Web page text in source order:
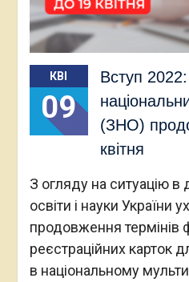
КВІ
09
Вступ
(ЗНО)
квітня
З огляду на ситуацію в
освіти і науки України
продовження термінів
реєстраційних карток
в національному